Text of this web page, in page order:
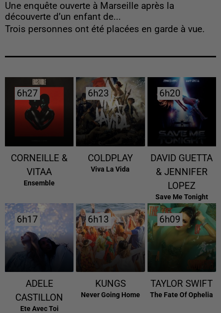
Une enquête ouverte à Marseille après la
découverte d’un enfant de...
Trois personnes ont été placées en garde à vue.
6h27
6h27
CORNEILLE &
VITAA
Ensemble
6h23
6h23
COLDPLAY
Viva La Vida
6h20
6h20
DAVID GUETTA
& JENNIFER
LOPEZ
Save Me Tonight
6h17
6h17
ADELE
CASTILLON
Ete Avec Toi
6h13
6h13
KUNGS
Never Going Home
6h09
6h09
TAYLOR SWIFT
The Fate Of Ophelia